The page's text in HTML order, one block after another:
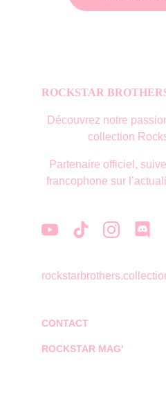
ROCKSTAR
Découvrez notre
collection
CONTACT
ROCKSTAR MAG'
Partenaire officiel,
francophone sur